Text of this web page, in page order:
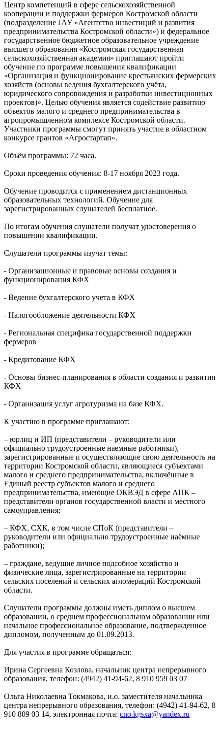
Центр компетенций в сфере сельскохозяйственной
кооперации и поддержки фермеров Костромской области
(подразделение ГАУ «Агентство инвестиций и развития
предпринимательства Костромской области») и федеральное
государственное бюджетное образовательное учреждение
высшего образования «Костромская государственная
сельскохозяйственная академия» приглашают пройти
обучение по программе повышения квалификации
«Организация и функционирование крестьянских фермерских
хозяйств (основы ведения бухгалтерского учёта,
юридического сопровождения и разработки инвестиционных
проектов)». Целью обучения является содействие развитию
объектов малого и среднего предпринимательства в
агропромышленном комплексе Костромской области.
Участники программы смогут принять участие в областном
конкурсе грантов «Агростартап».
Объём программы: 72 часа.
Сроки проведения обучения: 8-17 ноября 2023 года.
Обучение проводится с применением дистанционных
образовательных технологий. Обучение для
зарегистрированных слушателей бесплатное.
По итогам обучения слушатели получат удостоверения о
повышении квалификации.
Слушатели программы изучат темы:
- Организационные и правовые основы создания и
функционирования КФХ
- Ведение бухгалтерского учета в КФХ
- Налогообложение деятельности КФХ
- Региональная специфика государственной поддержки
фермеров
- Кредитование КФХ
- Основы бизнес-планирования в области создания и развития
КФХ
- Организация услуг агротуризма на базе КФХ.
К участию в программе приглашают:
– юрлиц и ИП (представители – руководители или
официально трудоустроенные наемные работники),
зарегистрированные и осуществляющие свою деятельность на
территории Костромской области, являющиеся субъектами
малого и среднего предпринимательства, включённые в
Единый реестр субъектов малого и среднего
предпринимательства, имеющие ОКВЭД в сфере АПК –
представители органов государственной власти и местного
самоуправления;
– КФХ, СХК, в том числе СПоК (представители –
руководители или официально трудоустроенные наёмные
работники);
– граждане, ведущие личное подсобное хозяйство и
физические лица, зарегистрированные на территории
сельских поселений и сельских агломераций Костромской
области.
Слушатели программы должны иметь диплом о высшем
образовании, о среднем профессиональном образовании или
начальное профессиональное образование, подтвержденное
дипломом, полученным до 01.09.2013.
Для участия в программе обращаться:
Ирина Сергеевна Козлова, начальник центра непрерывного
образования, телефон: (4942) 41-94-62, 8 910 959 03 07
Ольга Николаевна Токмакова, и.о. заместителя начальника
центра непрерывного образования, телефон: (4942) 41-94-62, 8
910 809 03 14, электронная почта: cno.kgsxa@yandex.ru